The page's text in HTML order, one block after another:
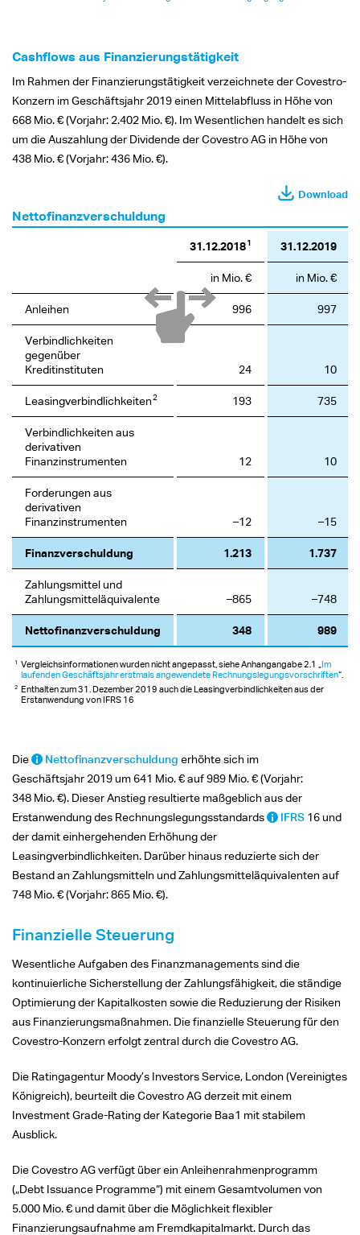
Cashflows aus Finanzierungstätigkeit
Im Rahmen der Finanzierungstätigkeit verzeichnete der Covestro-
Konzern im Geschäftsjahr 2019 einen Mittelabfluss in Höhe von
668 Mio. €(Vorjahr: 2.402 Mio. €). Im Wesentlichen handelt es sich
um die Auszahlung der Dividende der Covestro AG in Höhe von
438 Mio. €(Vorjahr:436 Mio. €).
Download
Nettofinanzverschuldung
31.12.20181 31.12.2019
in Mio. € in Mio. €
1 Vergleichsinformationen wurden nicht angepasst, siehe Anhangangabe 2.1 „Im
laufenden Geschäftsjahr erstmals angewendete Rechnungslegungsvorschriften“.
2 Enthalten zum 31. Dezember 2019 auch die Leasingverbindlichkeiten aus der
Erstanwendung von IFRS 16
Anleihen 996 997
Verbindlichkeiten
gegenüber
Kreditinstituten
24 10
Leasingverbindlichkeiten2 193 735
Verbindlichkeiten aus
derivativen
Finanzinstrumenten
12 10
Forderungen aus
derivativen
Finanzinstrumenten
–12 –15
Finanzverschuldung 1.213 1.737
Zahlungsmittel und
Zahlungsmitteläquivalente
–865 –748
Nettofinanzverschuldung 348 989
Die Nettofinanzverschuldung erhöhte sich im
Geschäftsjahr 2019 um641 Mio. €auf989 Mio. €(Vorjahr:
348 Mio. €). Dieser Anstieg resultierte maßgeblich aus der
Erstanwendung des Rechnungslegungsstandards
IFRS 16 und
der damit einhergehenden Erhöhung der
Leasingverbindlichkeiten. Darüber hinaus reduzierte sich der
Bestand an Zahlungsmitteln und Zahlungsmitteläquivalenten auf
748 Mio. €(Vorjahr:865 Mio. €).
Finanzielle Steuerung
Wesentliche Aufgaben des Finanzmanagements sind die
kontinuierliche Sicherstellung der Zahlungsfähigkeit, die ständige
Optimierung der Kapitalkosten sowie die Reduzierung der Risiken
aus Finanzierungsmaßnahmen. Die finanzielle Steuerung für den
Covestro-Konzern erfolgt zentral durch die Covestro AG.
Die Ratingagentur Moody’s Investors Service, London (Vereinigtes
Königreich), beurteilt die Covestro AG derzeit mit einem
Investment Grade-Rating der Kategorie Baa1 mit stabilem
Ausblick.
Die Covestro AG verfügt über ein Anleihenrahmenprogramm
(„Debt Issuance Programme“) mit einem Gesamtvolumen von
5.000 Mio. €und damit über die Möglichkeit flexibler
Finanzierungsaufnahme am Fremdkapitalmarkt. Durch das